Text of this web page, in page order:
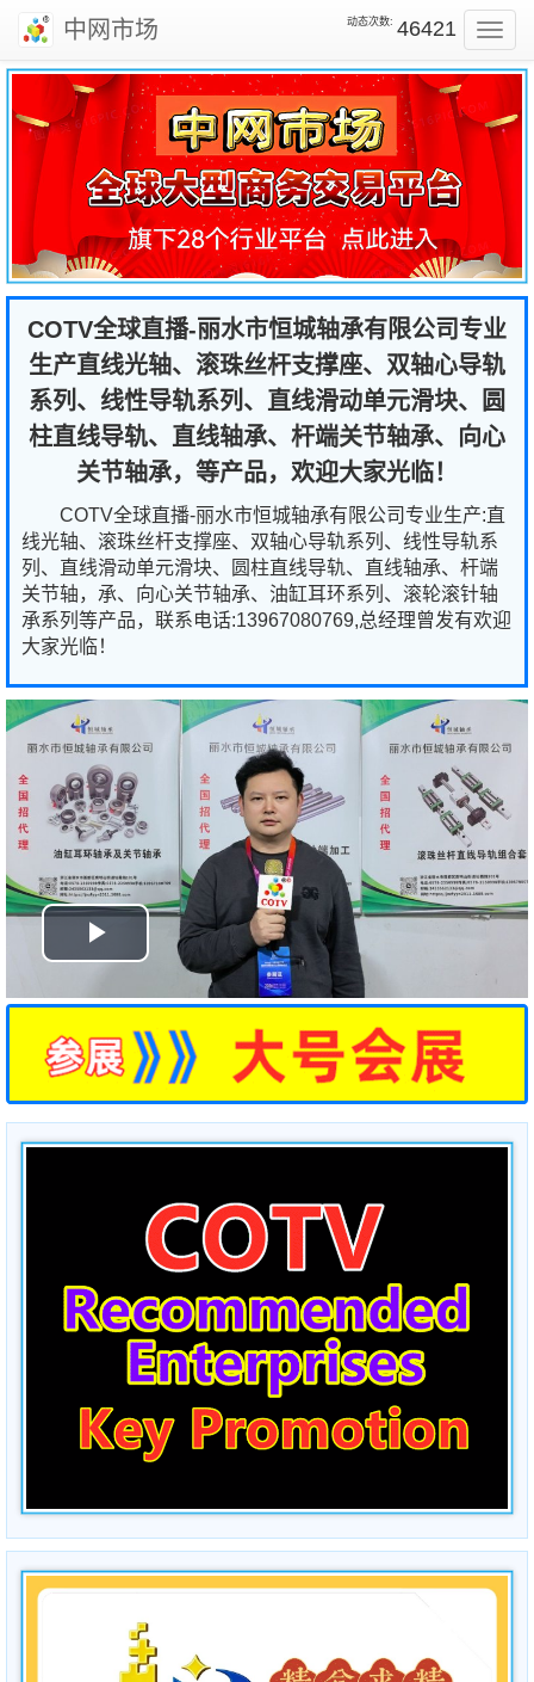
中网市场 动态次数: 46421
COTV全球直播-丽水市恒城轴承有限公司专业
生产直线光轴、滚珠丝杆支撑座、双轴心导轨
系列、线性导轨系列、直线滑动单元滑块、圆
柱直线导轨、直线轴承、杆端关节轴承、向心
关节轴承，等产品，欢迎大家光临！
COTV全球直播-丽水市恒城轴承有限公司专业生产:直
线光轴、滚珠丝杆支撑座、双轴心导轨系列、线性导轨系
列、直线滑动单元滑块、圆柱直线导轨、直线轴承、杆端
关节轴，承、向心关节轴承、油缸耳环系列、滚轮滚针轴
承系列等产品，联系电话:13967080769,总经理曾发有欢迎
大家光临！